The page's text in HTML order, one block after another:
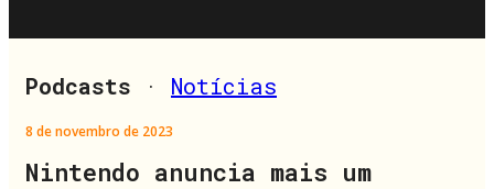
Podcasts · Notícias
8 de novembro de 2023
Nintendo anuncia mais um